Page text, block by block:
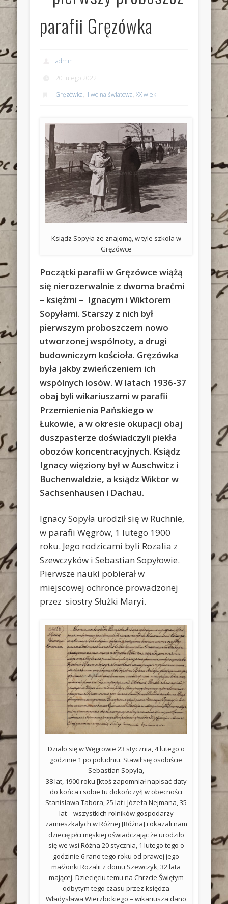
parafii Gręzówka
admin
20 lutego 2022
Gręzówka, II wojna światowa,XX wiek
Ksiądz Sopyła ze znajomą, w tyle szkoła w
Gręzówce
Początki parafii w Gręzówce wiążą
się nierozerwalnie z dwoma braćmi
– księżmi – Ignacym i Wiktorem
Sopyłami. Starszy z nich był
pierwszym proboszczem nowo
utworzonej wspólnoty, a drugi
budowniczym kościoła. Gręzówka
była jakby zwieńczeniem ich
wspólnych losów. W latach 1936-37
obaj byli wikariuszami w parafii
Przemienienia Pańskiego w
Łukowie, a w okresie okupacji obaj
duszpasterze doświadczyli piekła
obozów koncentracyjnych. Ksiądz
Ignacy więziony był w Auschwitz i
Buchenwaldzie, a ksiądz Wiktor w
Sachsenhausen i Dachau.
Ignacy Sopyła urodził się w Ruchnie,
w parafii Węgrów, 1 lutego 1900
roku. Jego rodzicami byli Rozalia z
Szewczyków i Sebastian Sopyłowie.
Pierwsze nauki pobierał w
miejscowej ochronce prowadzonej
przez siostry Służki Maryi.
Działo się w Węgrowie 23 stycznia, 4 lutego o
godzinie 1 po południu. Stawił się osobiście
Sebastian Sopyła,
38 lat, 1900 roku [ktoś zapomniał napisać daty
do końca i sobie tu dokończył] w obecności
Stanisława Tabora, 25 lat i Józefa Nejmana, 35
lat – wszystkich rolników gospodarzy
zamieszkałych w Różnej [Różna] i okazali nam
dziecię płci męskiej oświadczając że urodziło
się we wsi Różna 20 stycznia, 1 lutego tego o
godzinie 6 rano tego roku od prawej jego
małżonki Rozalii z domu Szewczyk, 32 lata
mającej. Dziecięciu temu na Chrzcie Świętym
odbytym tego czasu przez księdza
Władysława Wierzbickiego – wikariusza dano